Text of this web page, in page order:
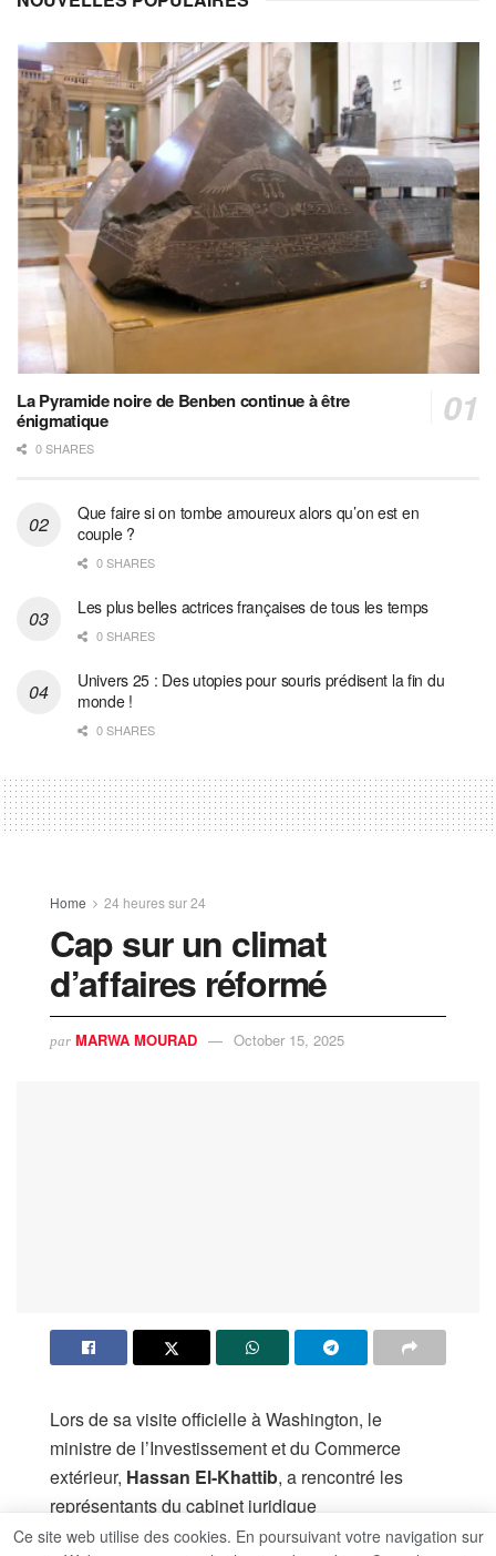
La Pyramide noire de Benben continue à être
énigmatique
0 SHARES
Que faire si on tombe amoureux alors qu’on est en
couple ?
0 SHARES
Les plus belles actrices françaises de tous les temps
0 SHARES
Univers 25 : Des utopies pour souris prédisent la fin du
monde !
0 SHARES
Home 24 heures sur 24
Cap sur un climat
d’affaires réformé
par MARWA MOURAD October 15, 2025
Lors de sa visite officielle à Washington, le
ministre de l’Investissement et du Commerce
extérieur, Hassan El-Khattib, a rencontré les
représentants du cabinet juridique
internationalDLA Piper, avant de présider une
Ce site web utilise des cookies. En poursuivant votre navigation sur